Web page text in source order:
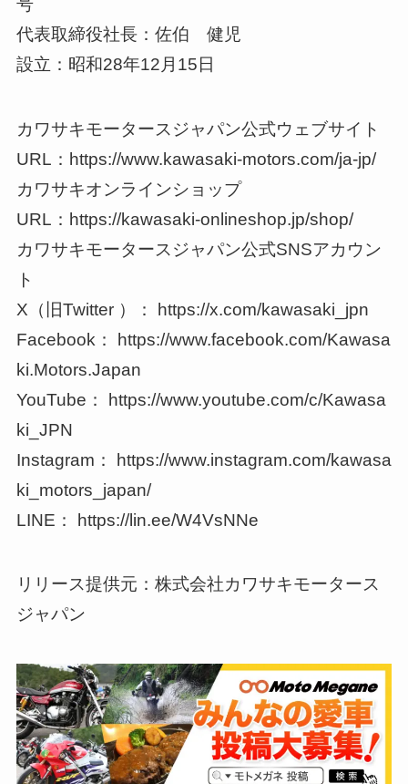
号
代表取締役社長：佐伯 健児
設立：昭和28年12月15日
カワサキモータースジャパン公式ウェブサイト
URL：https://www.kawasaki-motors.com/ja-jp/
カワサキオンラインショップ
URL：https://kawasaki-onlineshop.jp/shop/
カワサキモータースジャパン公式SNSアカウン
ト
X（旧Twitter ）： https://x.com/kawasaki_jpn
Facebook： https://www.facebook.com/Kawasa
ki.Motors.Japan
YouTube： https://www.youtube.com/c/Kawasa
ki_JPN
Instagram： https://www.instagram.com/kawasa
ki_motors_japan/
LINE： https://lin.ee/W4VsNNe
リリース提供元：株式会社カワサキモータース
ジャパン